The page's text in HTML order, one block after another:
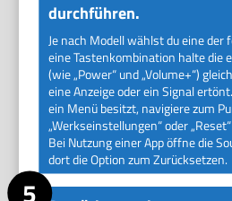
durchführen.
Je nach Modell wählst du eine der
eine Tastenkombination halte die
(wie „Power“ und „Volume+“)
eine Anzeige oder ein Signal
ein Menü besitzt, navigiere zum
„Werkseinstellungen“ oder
Bei Nutzung einer App öffne die
dort die Option zum Zurücksetzen.